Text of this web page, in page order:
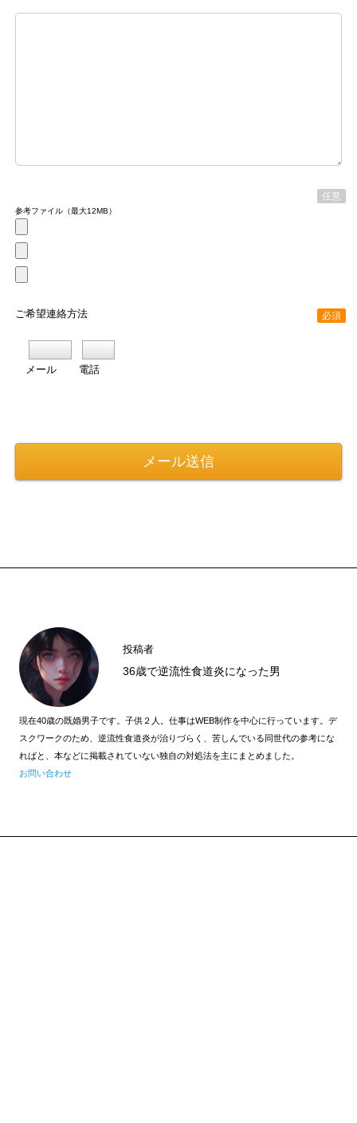
任意
参考ファイル（最大12MB）
ご希望連絡方法 必須
メール 電話
投稿者
36歳で逆流性食道炎になった男
現在40歳の既婚男子です。子供２人。仕事はWEB制作を中心に行っています。デ
スクワークのため、逆流性食道炎が治りづらく、苦しんでいる同世代の参考にな
ればと、本などに掲載されていない独自の対処法を主にまとめました。
お問い合わせ